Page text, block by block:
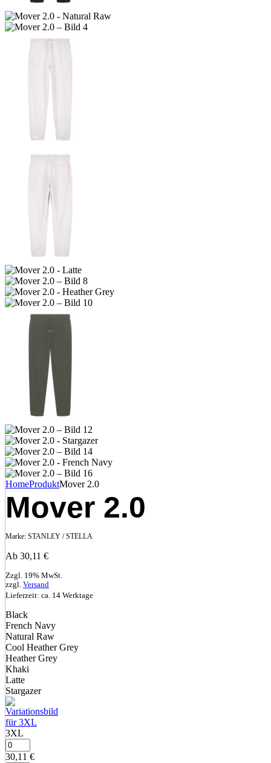
HomeProduktMover 2.0
Mover 2.0
Marke: STANLEY / STELLA
Ab 30,11 €
Zzgl. 19% MwSt.
zzgl. Versand
Lieferzeit: ca. 14 Werktage
Black
French Navy
Natural Raw
Cool Heather Grey
Heather Grey
Khaki
Latte
Stargazer
3XL
30,11 €